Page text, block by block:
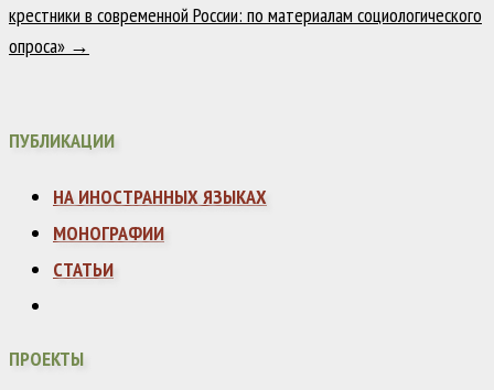
крестники в современной России: по материалам социологического
опроса» →
ПУБЛИКАЦИИ
НА ИНОСТРАННЫХ ЯЗЫКАХ
МОНОГРАФИИ
СТАТЬИ
ПРОЕКТЫ